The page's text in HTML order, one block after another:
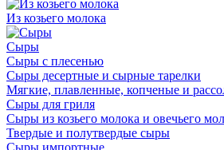
Из козьего молока
Сыры
Сыры с плесенью
Сыры десертные и сырные тарелки
Мягкие, плавленные, копченые и
Сыры для гриля
Сыры из козьего молока и овечьего
Твердые и полутвердые сыры
Сыры импортные